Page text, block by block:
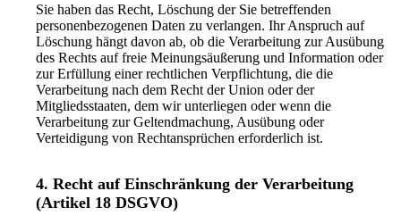
Sie haben das Recht, Löschung der Sie betreffenden
personenbezogenen Daten zu verlangen. Ihr Anspruch auf
Löschung hängt davon ab, ob die Verarbeitung zur Ausübung
des Rechts auf freie Meinungsäußerung und Information oder
zur Erfüllung einer rechtlichen Verpflichtung, die die
Verarbeitung nach dem Recht der Union oder der
Mitgliedsstaaten, dem wir unterliegen oder wenn die
Verarbeitung zur Geltendmachung, Ausübung oder
Verteidigung von Rechtansprüchen erforderlich ist.
4. Recht auf Einschränkung der Verarbeitung
(Artikel 18 DSGVO)